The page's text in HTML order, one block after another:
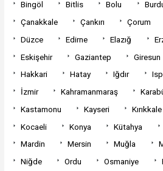
Bingöl
Bitlis Bolu
Çanakkale
Çankırı Çorum
Düzce
Edirne Elazığ
Eskişehir
Gaziantep Giresun
Hakkari
Hatay Iğdır
İzmir
Kahramanmaraş
Kastamonu
Kayseri Kırıkkale
Kocaeli
Konya Kütahya
Mardin
Mersin Muğla
Niğde
Ordu Osmaniye